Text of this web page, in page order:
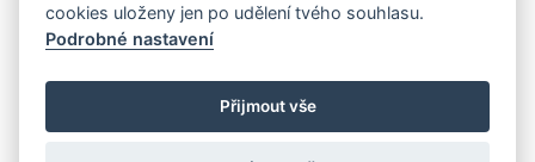
Poznámka pod čarou
Pivní deníček je nezávislý zdroj, který není spjat s žádným
konkrétním pivovarem ani restaurací. Názory uživatelů nemusí nutně
cookies uloženy jen po udělení tvého souhlasu.
Podrobné nastavení
Přijmout vše